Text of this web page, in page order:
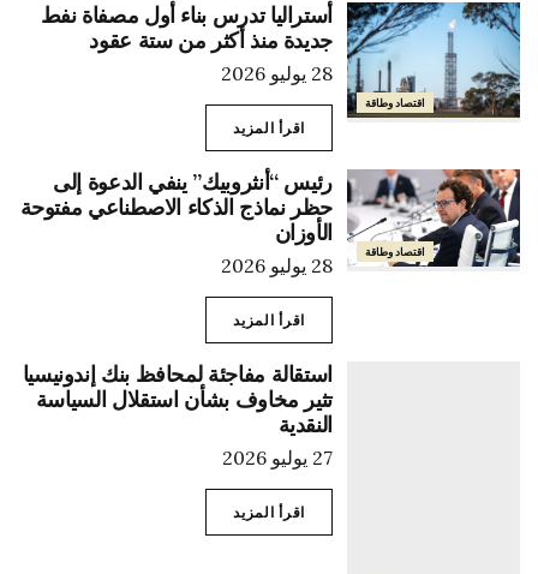
اقتصاد وطاقة
أستراليا تدرس بناء أول مصفاة نفط
جديدة منذ أكثر من ستة عقود
28 يوليو 2026
اقرأ المزيد
اقتصاد وطاقة
رئيس “أنثروبيك” ينفي الدعوة إلى
حظر نماذج الذكاء الاصطناعي مفتوحة
الأوزان
28 يوليو 2026
اقرأ المزيد
استقالة مفاجئة لمحافظ بنك إندونيسيا
تثير مخاوف بشأن استقلال السياسة
النقدية
27 يوليو 2026
اقرأ المزيد